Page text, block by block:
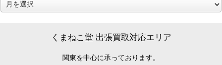
くまねこ堂 出張買取対応エリア
関東を中心に承っております。